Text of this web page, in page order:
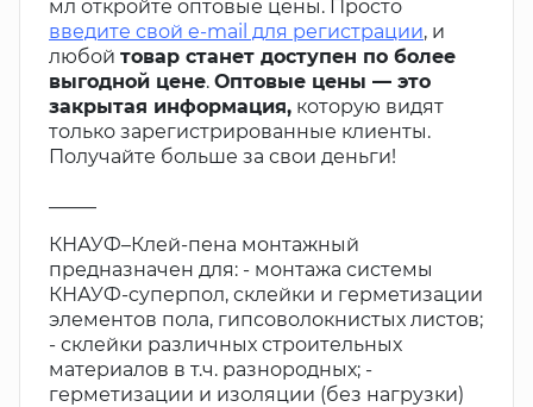
мл откройте оптовые цены. Просто
введите свой e-mail для регистрации, и
любой товар станет доступен по более
выгодной цене. Оптовые цены — это
закрытая информация, которую видят
только зарегистрированные клиенты.
Получайте больше за свои деньги!
КНАУФ–Клей-пена монтажный
предназначен для: - монтажа системы
КНАУФ-cуперпол, склейки и герметизации
элементов пола, гипсоволокнистых листов;
- склейки различных строительных
материалов в т.ч. разнородных; -
герметизации и изоляции (без нагрузки)